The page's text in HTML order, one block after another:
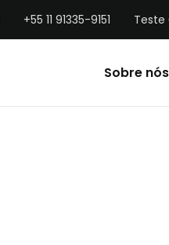
+55 11 91335-9151
Sobre nós